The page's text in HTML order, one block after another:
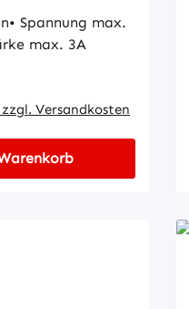
Spannung max.
max. 3A
Versandkosten